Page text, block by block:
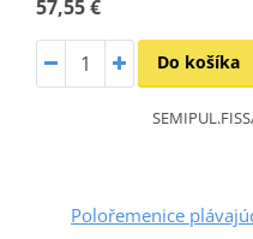
57,55 €
Do košíka
Polořemenice